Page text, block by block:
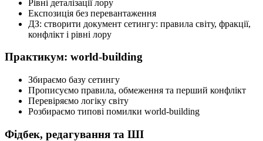
Рівні деталізації лору
Експозиція без перевантаження
ДЗ: створити документ сетингу: правила світу, фракції,
конфлікт і рівні лору
Практикум: world-building
Збираємо базу сетингу
Прописуємо правила, обмеження та перший конфлікт
Перевіряємо логіку світу
Розбираємо типові помилки world-building
Фідбек, редагування та ШІ